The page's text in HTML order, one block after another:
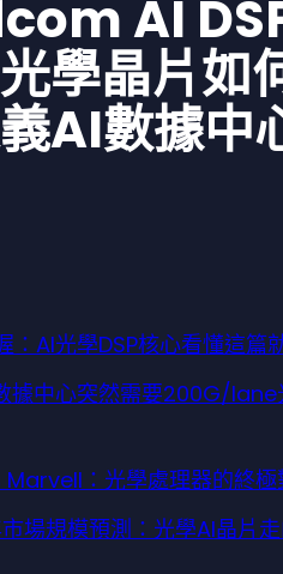
AI
學晶片如
AI數據中
：AI光學DSP核心看懂這篇
據中心突然需要200G/lane
：光學處理器的終極
場規模預測：光學AI晶片